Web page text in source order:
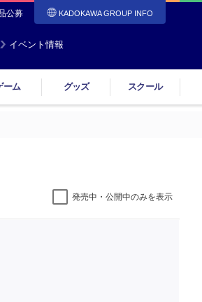
公募 KADOKAWA GROUP INFO
イベント情報
ーム グッズ スクール
発売中・公開中のみを表示